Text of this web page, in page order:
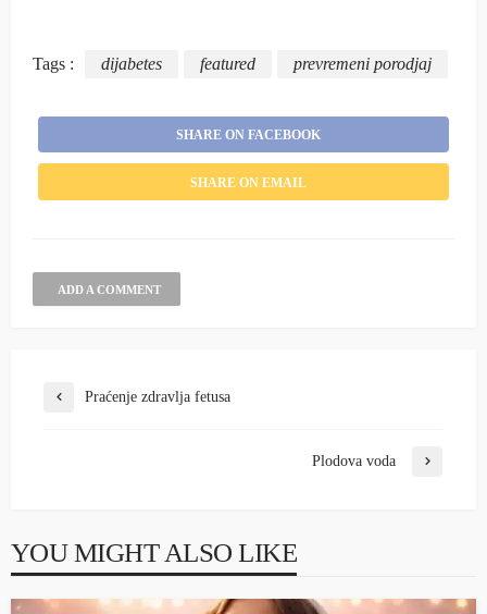
Tags : dijabetes featured prevremeni porodjaj
SHARE ON FACEBOOK
SHARE ON EMAIL
ADD A COMMENT
Praćenje zdravlja fetusa
Plodova voda
YOU MIGHT ALSO LIKE